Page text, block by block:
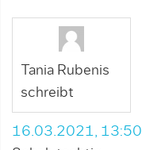
Tania Rubenis
schreibt
16.03.2021, 13:50